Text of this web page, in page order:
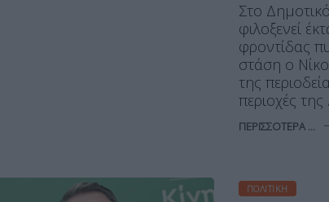
Στο
φιλοξενεί
φροντίδας
στάση ο
της
περιοχές της
ΠΕΡΙΣΣΌΤΕΡΑ ...
ΠΟΛΙΤΙΚΉ